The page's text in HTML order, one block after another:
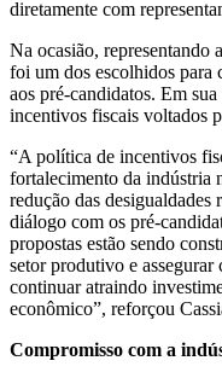
diretamente com
Na ocasião, representando
foi um dos escolhidos para
aos pré-candidatos. Em
incentivos fiscais voltados
“A política de incentivos
fortalecimento da indústria
redução das desigualdades
diálogo com os pré-
propostas estão sendo
setor produtivo e
continuar atraindo
econômico”, reforçou
Compromisso com a